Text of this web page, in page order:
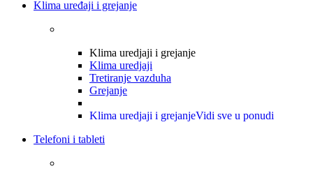
Klima uređaji i grejanje
Klima uredjaji i grejanje
Klima uredjaji
Tretiranje vazduha
Grejanje
Klima uredjaji i grejanjeVidi sve u ponudi
Telefoni i tableti